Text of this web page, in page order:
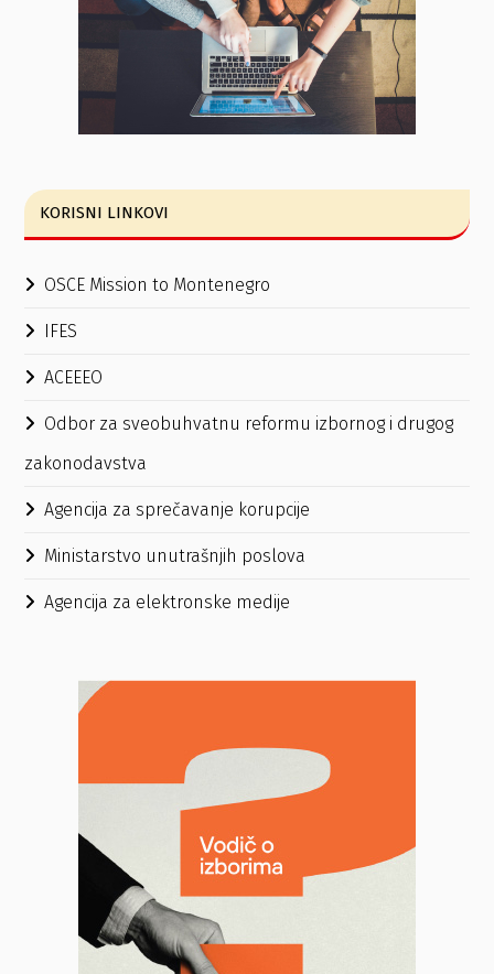
KORISNI LINKOVI
OSCE Mission to Montenegro
IFES
ACEEEO
Odbor za sveobuhvatnu reformu izbornog i drugog
zakonodavstva
Agencija za sprečavanje korupcije
Ministarstvo unutrašnjih poslova
Agencija za elektronske medije